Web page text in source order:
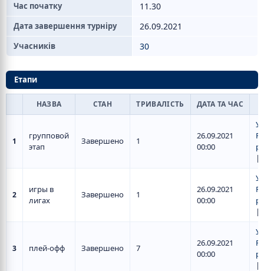
Час початку 11.30
Дата завершення турніру 26.09.2021
Учасників 30
Етапи
НАЗВА СТАН ТРИВАЛІСТЬ ДАТА ТА ЧАС
1
групповой
этап
Завершено 1
26.09.2021
00:00
|
2
игры в
лигах
Завершено 1
26.09.2021
00:00
|
3 плей-офф Завершено 7
26.09.2021
00:00
|